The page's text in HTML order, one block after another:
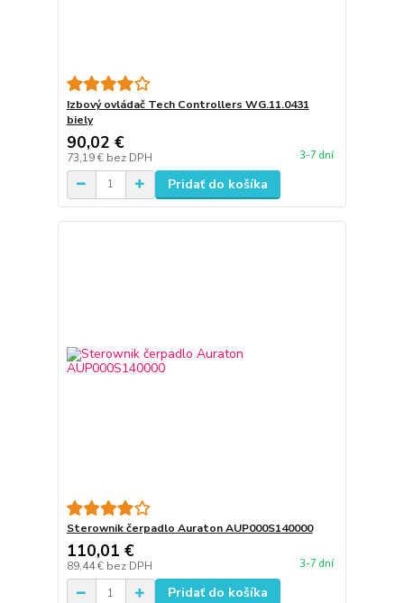
Izbový ovládač Tech Controllers WG.11.0431
biely
90,02 €
73,19 € bez DPH 3-7 dní
Pridať do košíka
Sterownik čerpadlo Auraton AUP000S140000
110,01 €
89,44 € bez DPH 3-7 dní
Pridať do košíka